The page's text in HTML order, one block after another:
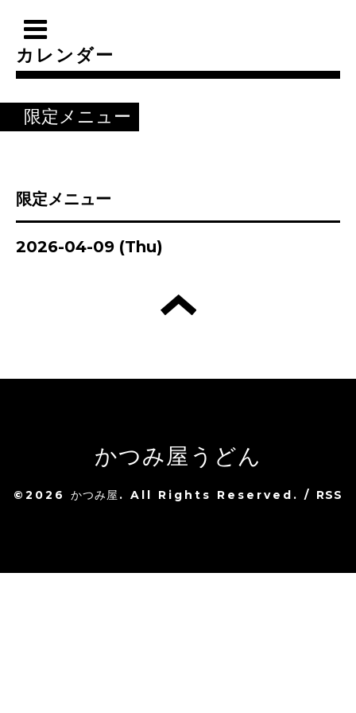
カレンダー
限定メニュー
限定メニュー
2026-04-09 (Thu)
かつみ屋うどん
©2026 かつみ屋 . All Rights Reserved. / RSS